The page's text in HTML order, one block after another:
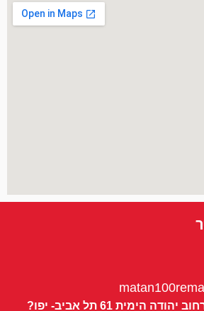
אהבתם את הנכס ברחוב יהודה הימית 61 תל אביב- יפו?